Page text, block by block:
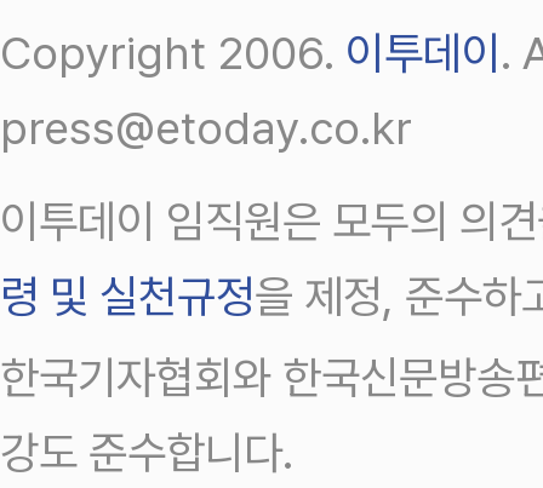
Copyright 2006. 이투데이.
press@etoday.co.kr
이투데이 임직원은 모두의 의
령 및 실천규정을 제정, 준수하
한국기자협회와 한국신문방송
강도 준수합니다.